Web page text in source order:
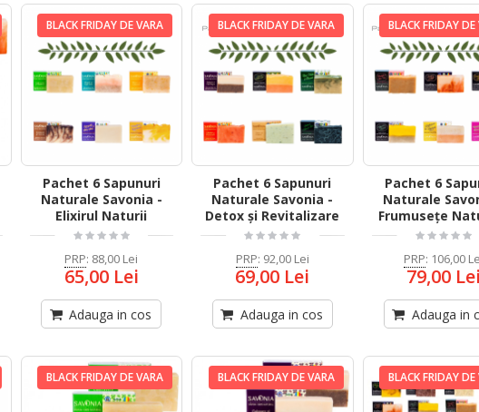
BLACK FRIDAY DE VARA
Pachet 6 Sapunuri
Naturale Savonia -
Elixirul Naturii
PRP: 88,00 Lei
65,00 Lei
Adauga in cos
BLACK FRIDAY DE VARA
Pachet 6 Sapunuri
Naturale Savonia -
Detox și Revitalizare
PRP: 92,00 Lei
69,00 Lei
Adauga in cos
BLACK FRIDAY DE
Pachet 6
Naturale
Frumusețe
PRP: 106,00
79,00 Lei
Adauga in
BLACK FRIDAY DE VARA BLACK FRIDAY DE VARA BLACK FRIDAY DE